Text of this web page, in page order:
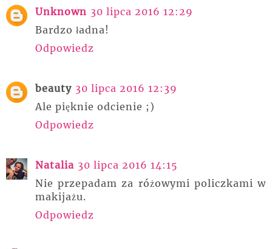
Unknown 30 lipca 2016 12:29
Bardzo ładna!
Odpowiedz
beauty 30 lipca 2016 12:39
Ale pięknie odcienie ;)
Odpowiedz
Natalia 30 lipca 2016 14:15
Nie przepadam za różowymi policzkami w
makijażu.
Odpowiedz